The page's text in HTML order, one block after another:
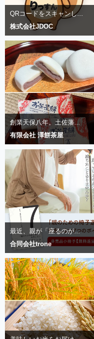
QRコードをスキャンし...
株式会社JDOC
創業天保八年。土佐藩...
有限会社 澤餅茶屋
最近、親が「座るのが...
合同会社trone